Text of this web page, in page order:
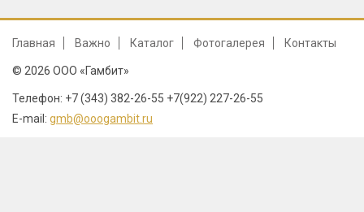
Главная Важно Каталог Фотогалерея Контакты
© 2026 ООО «Гамбит»
Телефон: +7 (343) 382-26-55 +7(922) 227-26-55
E-mail: gmb@ooogambit.ru